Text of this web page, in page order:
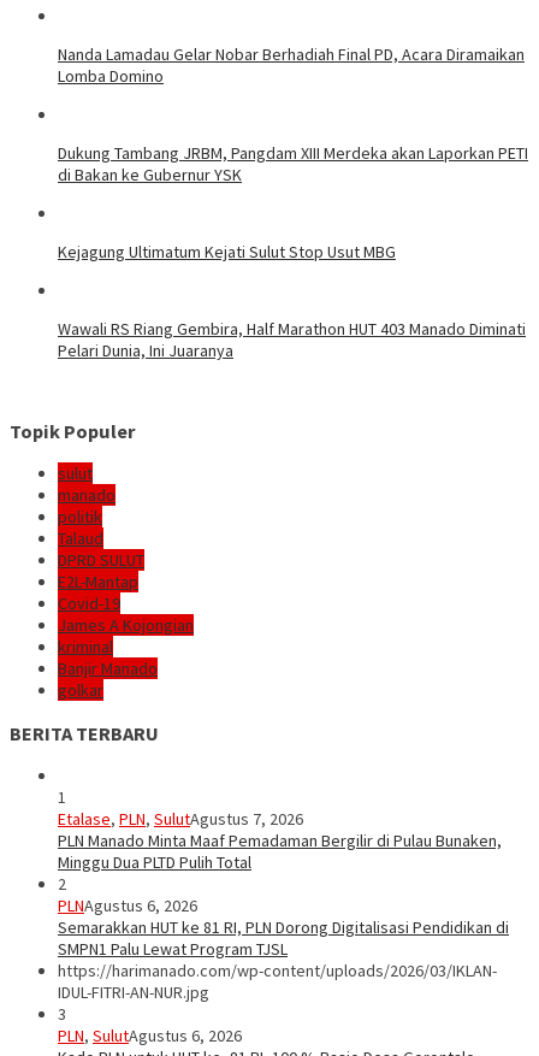
Nanda Lamadau Gelar Nobar Berhadiah Final PD, Acara Diramaikan
Lomba Domino
Dukung Tambang JRBM, Pangdam XIII Merdeka akan Laporkan PETI
di Bakan ke Gubernur YSK
Kejagung Ultimatum Kejati Sulut Stop Usut MBG
Wawali RS Riang Gembira, Half Marathon HUT 403 Manado Diminati
Pelari Dunia, Ini Juaranya
Topik Populer
sulut
manado
politik
Talaud
DPRD SULUT
E2L-Mantap
Covid-19
James A Kojongian
kriminal
Banjir Manado
golkar
BERITA TERBARU
1
Etalase, PLN, SulutAgustus 7, 2026
PLN Manado Minta Maaf Pemadaman Bergilir di Pulau Bunaken,
Minggu Dua PLTD Pulih Total
2
PLNAgustus 6, 2026
Semarakkan HUT ke 81 RI, PLN Dorong Digitalisasi Pendidikan di
SMPN1 Palu Lewat Program TJSL
https://harimanado.com/wp-content/uploads/2026/03/IKLAN-
IDUL-FITRI-AN-NUR.jpg
3
PLN, SulutAgustus 6, 2026